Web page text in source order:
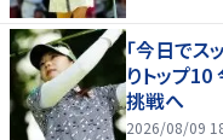
「今日でス
りトップ10
挑戦へ
2026/08/09